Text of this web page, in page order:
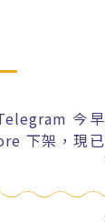
今早
下架，現已